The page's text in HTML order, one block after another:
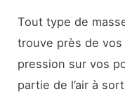
Tout type de
trouve près de
pression sur vos
partie de l’air à